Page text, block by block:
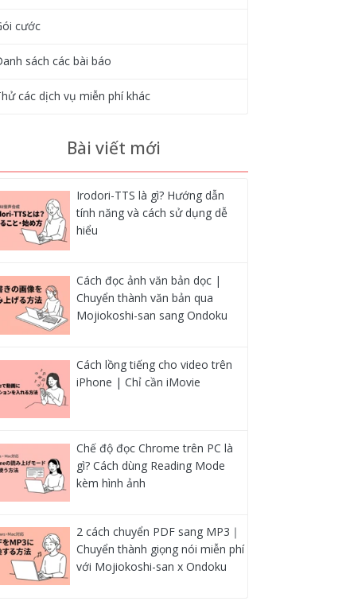
cước
sách các bài báo
các dịch vụ miễn phí khác
Bài viết mới
Irodori-TTS là gì? Hướng dẫn
tính năng và cách sử dụng dễ
hiểu
Cách đọc ảnh văn bản dọc |
Chuyển thành văn bản qua
Mojiokoshi-san sang Ondoku
Cách lồng tiếng cho video trên
iPhone | Chỉ cần iMovie
Chế độ đọc Chrome trên PC là
gì? Cách dùng Reading Mode
kèm hình ảnh
2 cách chuyển PDF sang MP3｜
Chuyển thành giọng nói miễn phí
với Mojiokoshi-san x Ondoku